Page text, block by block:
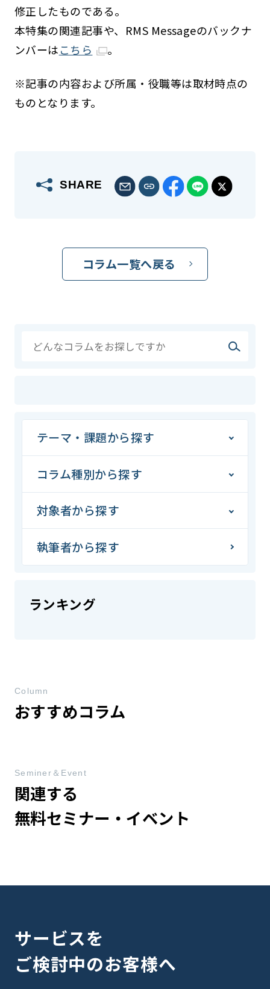
修正したものである。
本特集の関連記事や、RMS Messageのバックナ
ンバーはこちら 。
※記事の内容および所属・役職等は取材時点の
ものとなります。
SHARE
コラム一覧へ戻る
テーマ・課題から探す
コラム種別から探す
対象者から探す
執筆者から探す
ランキング
おすすめコラム
Column
関連する
無料セミナー・イベント
Seminer＆Event
サービスを
ご検討中のお客様へ